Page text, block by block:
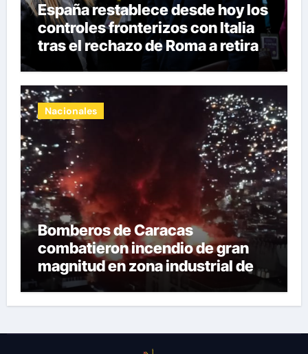
España restablece desde hoy los
controles fronterizos con Italia
tras el rechazo de Roma a retirar
las restricciones
Nacionales
Bomberos de Caracas
combatieron incendio de gran
magnitud en zona industrial de El
Llanito